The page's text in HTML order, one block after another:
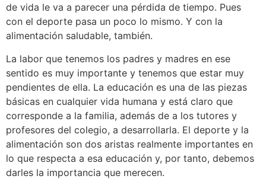
de vida le va a parecer una pérdida de tiempo. Pues
con el deporte pasa un poco lo mismo. Y con la
alimentación saludable, también.
La labor que tenemos los padres y madres en ese
sentido es muy importante y tenemos que estar muy
pendientes de ella. La educación es una de las piezas
básicas en cualquier vida humana y está claro que
corresponde a la familia, además de a los tutores y
profesores del colegio, a desarrollarla. El deporte y la
alimentación son dos aristas realmente importantes en
lo que respecta a esa educación y, por tanto, debemos
darles la importancia que merecen.